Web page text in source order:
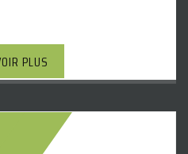
PLUS